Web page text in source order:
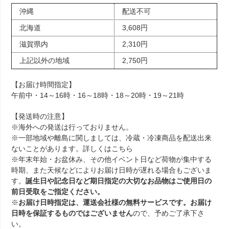
沖縄
配送不可
北海道
3,608円
滋賀県内
2,310円
上記以外の地域
2,750円
【お届け時間指定】
午前中・14～16時・16～18時・18～20時・19～21時
【発送時の注意】
※海外への発送は行っておりません。
※一部地域や離島に関しましては、冷蔵・冷凍商品を配送出来
ないことがあります。詳しくはこちら
※年末年始・お盆休み、その他イベント日など荷物が集中する
時期、また天候などによりお届け日時が遅れる場合もございま
す。誕生日や記念日など期日指定の大切なお品物はご使用日の
前日受取をご指定ください。
※お届け日時指定は、運送会社様の無料サービスです。お届け
日時を保証するものではございませんので、予めご了承下さ
い。